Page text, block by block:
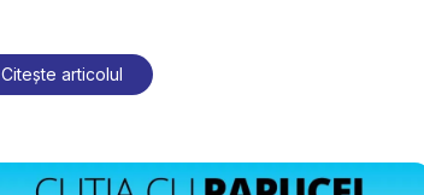
Citește articolul